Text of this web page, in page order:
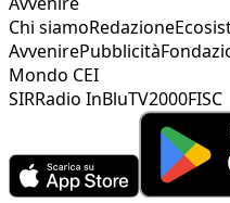
Chi siamoRedazione
AvvenirePubblicità
Mondo CEI
SIRRadio InBluTV2000FISC